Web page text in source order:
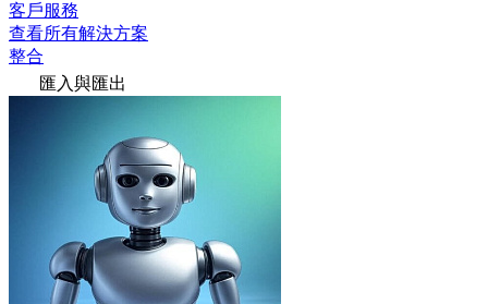
客戶服務
查看所有解決方案
整合
匯入與匯出